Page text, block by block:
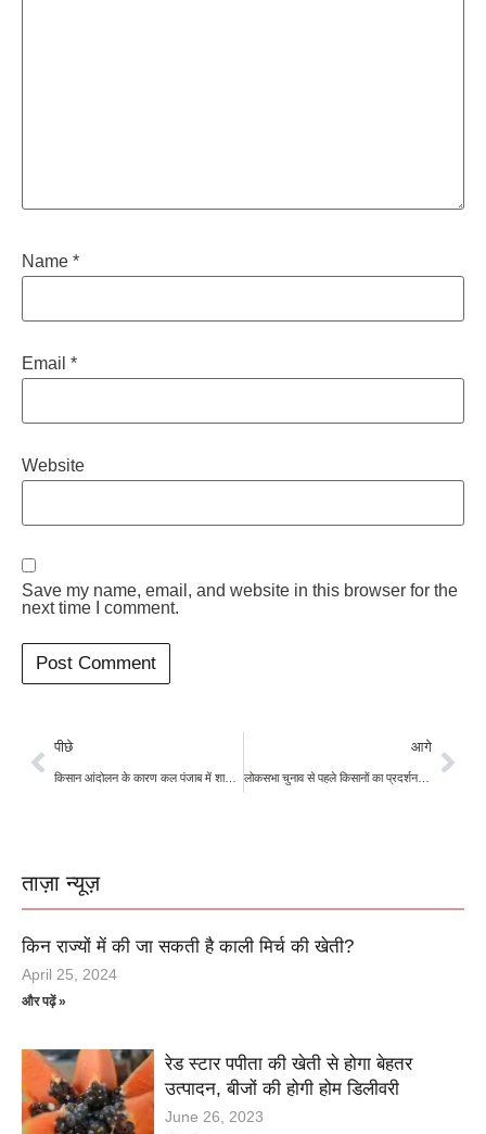
Name *
Email *
Website
Save my name, email, and website in this browser for the
next time I comment.
पीछे
किसान आंदोलन के कारण कल पंजाब में शाम 4 बजे तक ट्रैक रहेंगे ब्लॉक, किसानों ने किया ऐलान
आगे
लोकसभा चुनाव से पहले किसानों का प्रदर्शन, क्या बीजेपी के लिए बनेगी चुनौती?
ताज़ा न्यूज़
किन राज्यों में की जा सकती है काली मिर्च की खेती?
April 25, 2024
और पढ़ें »
रेड स्टार पपीता की खेती से होगा बेहतर
उत्पादन, बीजों की होगी होम डिलीवरी
June 26, 2023